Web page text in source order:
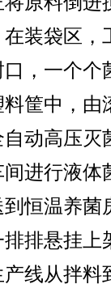
在装袋区
，一个个
筐中，由
自动高压
进行液体
恒温养菌
排排悬挂
线从拌料